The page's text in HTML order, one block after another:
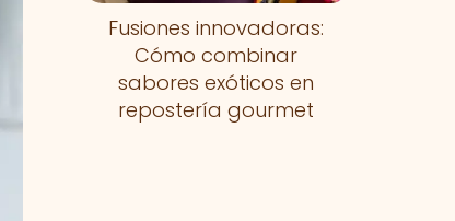
Fusiones innovadoras:
Cómo combinar
sabores exóticos en
repostería gourmet